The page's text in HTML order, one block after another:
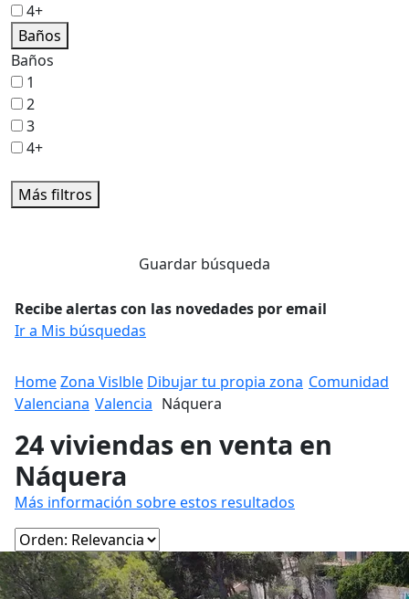
4+
Baños
Baños
1
2
3
4+
Más filtros
Guardar búsqueda
Recibe alertas con las novedades por email
Ir a Mis búsquedas
HomeZona Vislble Dibujar tu propia zona Comunidad
Valenciana Valencia Náquera
24 viviendas en venta en
Náquera
Más información sobre estos resultados